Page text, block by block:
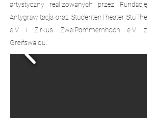
artystyczny realizowanych przez Fundację
Antygrawitacja oraz StudentenTheater StuThe
e.V i Zirkus ZweiPommernhoch e.V. z
Greifswaldu.